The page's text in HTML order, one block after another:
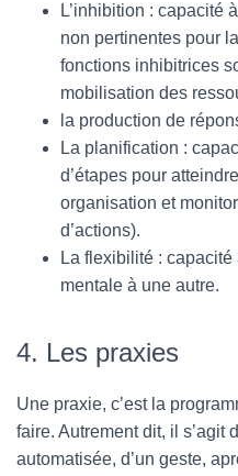
L’inhibition : capacité
non pertinentes pour
fonctions inhibitrices
mobilisation des
la production de
La planification :
d’étapes pour
organisation et
d’actions).
La flexibilité : capacité
mentale à une autre.
4. Les praxies
Une praxie, c’est la
faire. Autrement dit, il s’agit
automatisée, d’un geste,